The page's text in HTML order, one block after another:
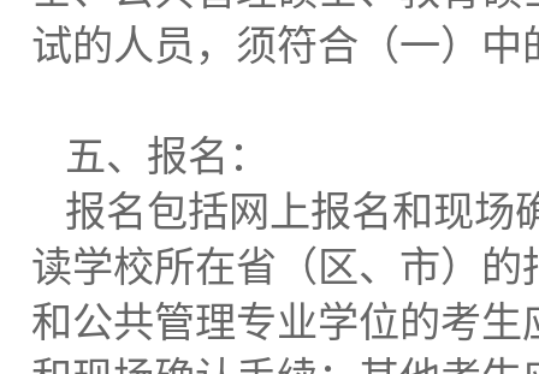
试的人员，须符合（一）中
五、报名：
报名包括网上报名和现场
读学校所在省（区、市）
和公共管理专业学位的考